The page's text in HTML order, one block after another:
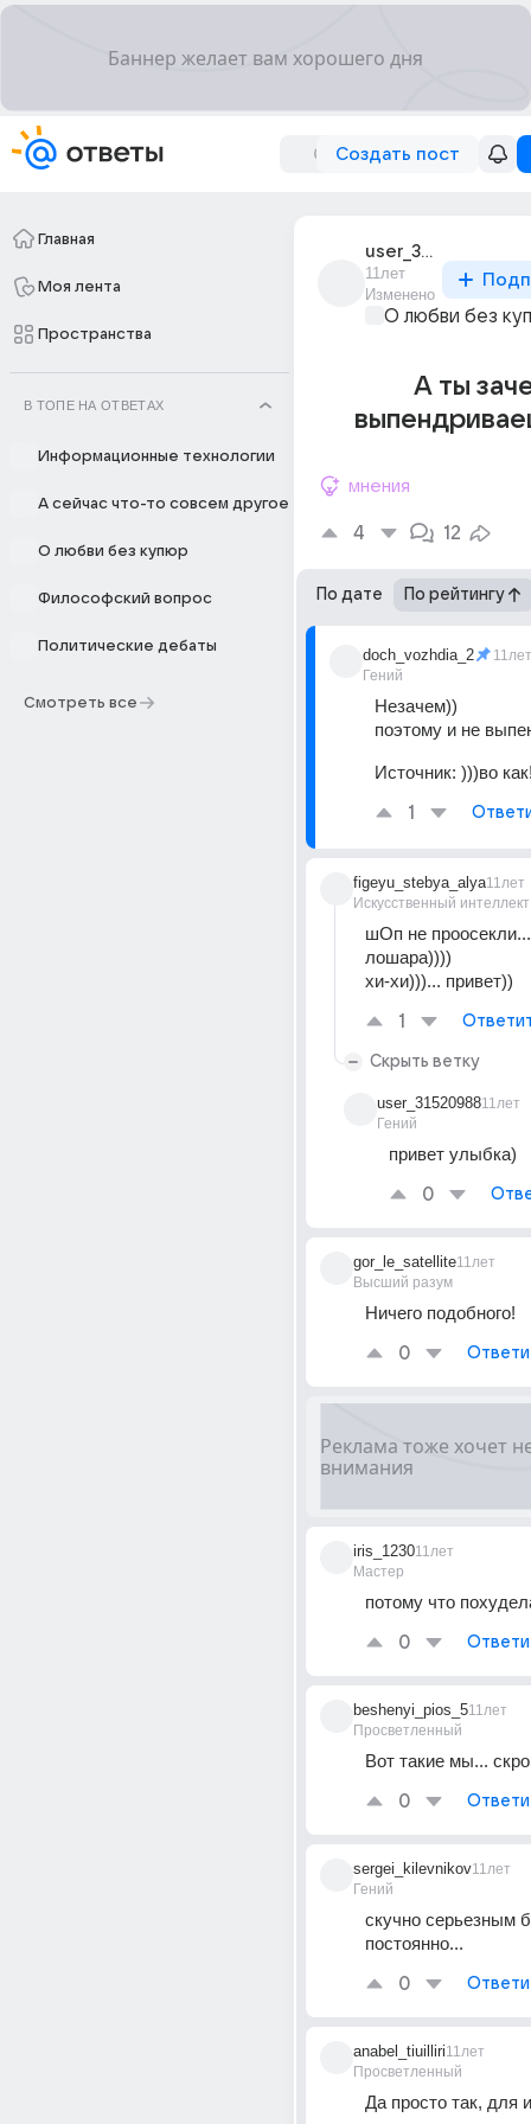
Создать пост
Главная
Моя лента
Пространства
В ТОПЕ НА ОТВЕТАХ
Информационные технологии
А сейчас что-то совсем другое
О любви без купюр
Философский вопрос
Политические дебаты
Смотреть все
user_31520988
11лет
Изменено
О любви без
А ты
мнения
4 12
По дате По рейтингу
doch_vozhdia_2
Гений
11лет
Незачем))
поэтому и не
Источник: )))во
1
figeyu_stebya_alya
Искусственный интеллект
11лет
шОп не
лошара))))
хи-хи)))... привет))
1
Скрыть ветку
user_31520988
Гений
11лет
привет улыбка)
0
gor_le_satellite
Высший разум
11лет
Ничего подобного!
0
iris_1230
Мастер
11лет
потому что
0
beshenyi_pios_5
Просветленный
11лет
Вот такие мы...
0
sergei_kilevnikov
Гений
11лет
скучно серьезным
постоянно...
0
anabel_tiuilliri
Просветленный
11лет
Да просто так, для